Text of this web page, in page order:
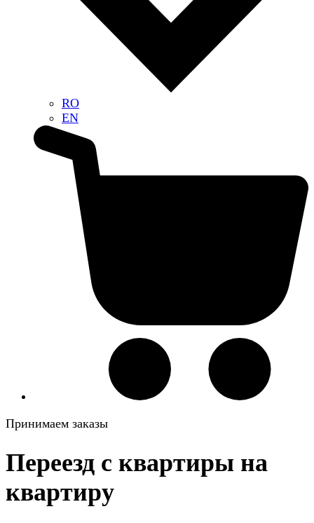
RO
EN
Принимаем заказы
Переезд с квартиры на
квартиру